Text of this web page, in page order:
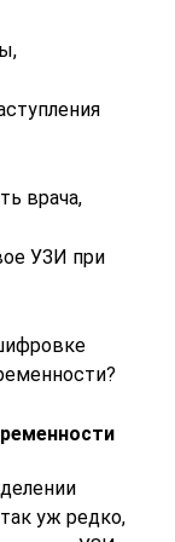
врача,
УЗИ при
уж редко,